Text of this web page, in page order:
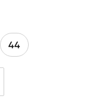
44